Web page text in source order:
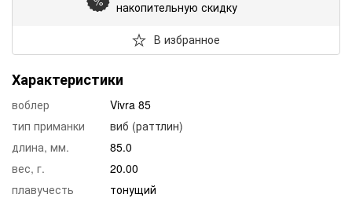
накопительную скидку
В избранное
Характеристики
воблер
Vivra 85
тип приманки
виб (раттлин)
длина, мм.
85.0
вес, г.
20.00
плавучесть
тонущий